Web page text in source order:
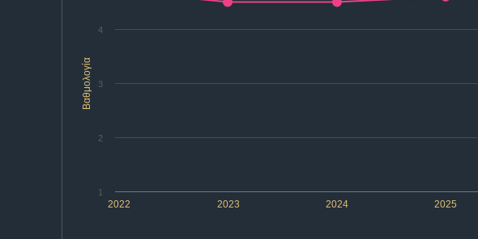
Βαθμολογία
2022 2023 2024 2025
1
2
3
4